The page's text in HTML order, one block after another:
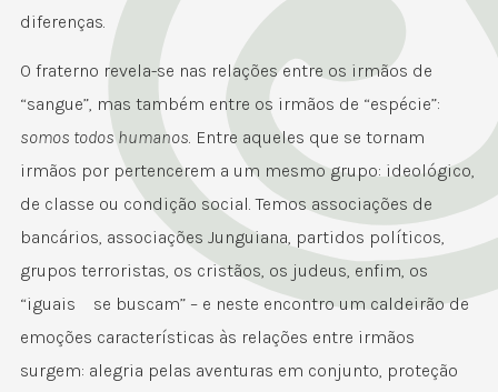
diferenças.
O fraterno revela-se nas relações entre os irmãos de
“sangue”, mas também entre os irmãos de “espécie”:
somos todos humanos. Entre aqueles que se tornam
irmãos por pertencerem a um mesmo grupo: ideológico,
de classe ou condição social. Temos associações de
bancários, associações Junguiana, partidos políticos,
grupos terroristas, os cristãos, os judeus, enfim, os
“iguais se buscam” – e neste encontro um caldeirão de
emoções características às relações entre irmãos
surgem: alegria pelas aventuras em conjunto, proteção